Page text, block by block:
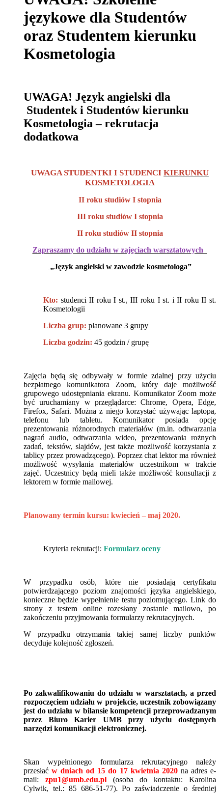
językowe dla Studentów
oraz Studentem kierunku
Kosmetologia
UWAGA! Język angielski dla
Studentek i Studentów kierunku
Kosmetologia – rekrutacja
dodatkowa
UWAGA STUDENTKI I STUDENCI KIERUNKU
KOSMETOLOGIA
II roku studiów I stopnia
III roku studiów I stopnia
II roku studiów II stopnia
Zapraszamy do udziału w zajęciach warsztatowych
„Język angielski w zawodzie kosmetologa”
Kto: studenci II roku I st., III roku I st. i II roku II st.
Kosmetologii
Liczba grup: planowane 3 grupy
Liczba godzin: 45 godzin / grupę
Zajęcia będą się odbywały w formie zdalnej przy użyciu
bezpłatnego komunikatora Zoom, który daje możliwość
grupowego udostępniania ekranu. Komunikator Zoom może
być uruchamiany w przeglądarce: Chrome, Opera, Edge,
Firefox, Safari. Można z niego korzystać używając laptopa,
telefonu lub tabletu. Komunikator posiada opcję
prezentowania różnorodnych materiałów (m.in. odtwarzania
nagrań audio, odtwarzania wideo, prezentowania rożnych
zadań, tekstów, slajdów, jest także możliwość korzystania z
tablicy przez prowadzącego). Poprzez chat lektor ma również
możliwość wysyłania materiałów uczestnikom w trakcie
zajęć. Uczestnicy będą mieli także możliwość konsultacji z
lektorem w formie mailowej.
Planowany termin kursu: kwiecień – maj 2020.
Kryteria rekrutacji: Formularz oceny
W przypadku osób, które nie posiadają certyfikatu
potwierdzającego poziom znajomości języka angielskiego,
konieczne będzie wypełnienie testu poziomującego. Link do
strony z testem online rozesłany zostanie mailowo, po
zakończeniu przyjmowania formularzy rekrutacyjnych.
W przypadku otrzymania takiej samej liczby punktów
decyduje kolejność zgłoszeń.
Po zakwalifikowaniu do udziału w warsztatach, a przed
rozpoczęciem udziału w projekcie, uczestnik zobowiązany
jest do udziału w bilansie kompetencji przeprowadzanym
przez Biuro Karier UMB przy użyciu dostępnych
narzędzi komunikacji elektronicznej.
Skan wypełnionego formularza rekrutacyjnego należy
przesłaćw dniach od 15 do 17 kwietnia 2020na adres e-
mail: zpu1@umb.edu.pl(osoba do kontaktu: Karolina
Cylwik, tel.: 85 686-51-77). Po zaświadczenie o średniej